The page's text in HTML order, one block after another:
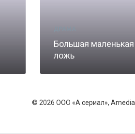
Большая маленькая
ложь
© 2026 ООО «А сериал»,